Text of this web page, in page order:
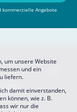
Angebote
um unsere Website
und ein
liefern.
damit einverstanden,
können, wie z. B.
wir nur die